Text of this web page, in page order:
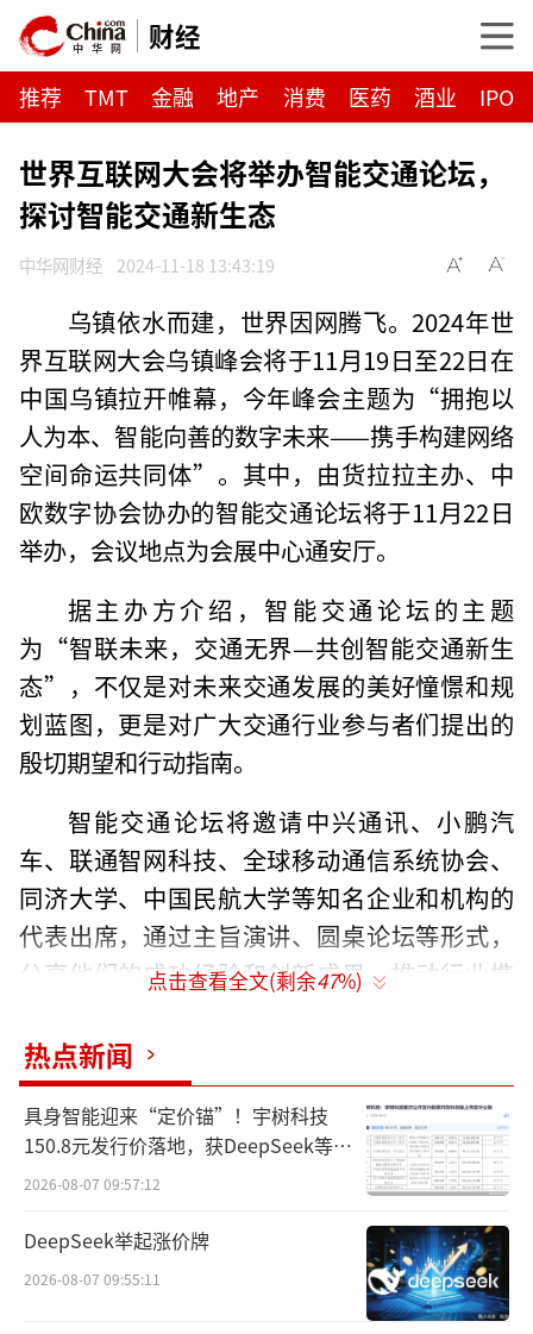
财经
推荐 TMT 金融 地产 消费 医药 酒业 IPO
世界互联网大会将举办智能交通论坛，
探讨智能交通新生态
中华网财经 2024-11-18 13:43:19
乌镇依水而建，世界因网腾飞。2024年世
界互联网大会乌镇峰会将于11月19日至22日在
中国乌镇拉开帷幕，今年峰会主题为“拥抱以
人为本、智能向善的数字未来——携手构建网络
空间命运共同体”。其中，由货拉拉主办、中
欧数字协会协办的智能交通论坛将于11月22日
举办，会议地点为会展中心通安厅。
据主办方介绍，智能交通论坛的主题
为“智联未来，交通无界—共创智能交通新生
态”，不仅是对未来交通发展的美好憧憬和规
划蓝图，更是对广大交通行业参与者们提出的
殷切期望和行动指南。
智能交通论坛将邀请中兴通讯、小鹏汽
车、联通智网科技、全球移动通信系统协会、
同济大学、中国民航大学等知名企业和机构的
代表出席，通过主旨演讲、圆桌论坛等形式，
分享他们的成功经验和创新成果，推动行业携
持续的智能交通未来。
点击查看全文(剩余47%)
热点新闻
具身智能迎来“定价锚”！宇树科技
150.8元发行价落地，获DeepSeek等豪
华战配加持
2026-08-07 09:57:12
DeepSeek举起涨价牌
2026-08-07 09:55:11